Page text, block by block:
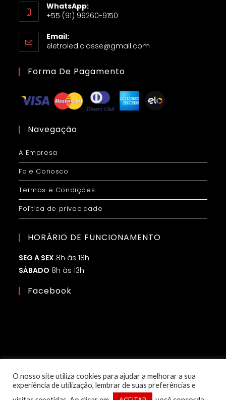
WhatsApp:
+55 (91) 99260-9150
Email:
eletroled.classe@gmail.com
Forma De Pagamento
Navegação
A Empresa
Fale Conosco
Termos e Condições
Política de privacidade
HORÁRIO DE FUNCIONAMENTO
SEG A SEX 8h às 18h
SÁBADO 8h às 13h
Facebook
O nosso site utiliza cookies para ajudar a melhorar a sua
experiência de utilização, lembrar de suas preferências e